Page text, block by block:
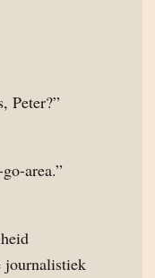
Peter?”
area.”
journalistiek